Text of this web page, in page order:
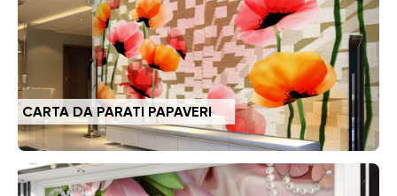
CARTA DA PARATI PAPAVERI